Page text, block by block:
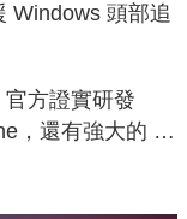
Windows 頭部追
方證實研發
，還有強大的 AI